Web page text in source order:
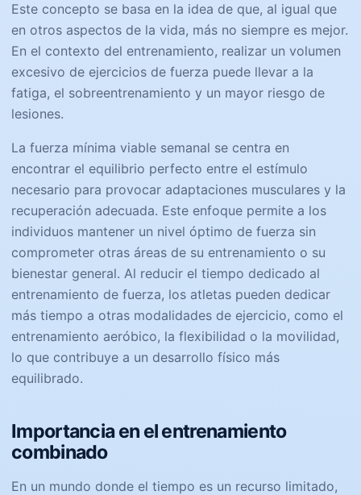
Este concepto se basa en la idea de que, al igual que
en otros aspectos de la vida, más no siempre es mejor.
En el contexto del entrenamiento, realizar un volumen
excesivo de ejercicios de fuerza puede llevar a la
fatiga, el sobreentrenamiento y un mayor riesgo de
lesiones.
La fuerza mínima viable semanal se centra en
encontrar el equilibrio perfecto entre el estímulo
necesario para provocar adaptaciones musculares y la
recuperación adecuada. Este enfoque permite a los
individuos mantener un nivel óptimo de fuerza sin
comprometer otras áreas de su entrenamiento o su
bienestar general. Al reducir el tiempo dedicado al
entrenamiento de fuerza, los atletas pueden dedicar
más tiempo a otras modalidades de ejercicio, como el
entrenamiento aeróbico, la flexibilidad o la movilidad,
lo que contribuye a un desarrollo físico más
equilibrado.
Importancia en el entrenamiento
combinado
En un mundo donde el tiempo es un recurso limitado,